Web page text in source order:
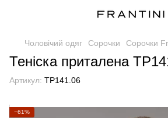
Чоловічий одяг Сорочки Сорочки
Теніска приталена
Артикул: TP141.06
−61%